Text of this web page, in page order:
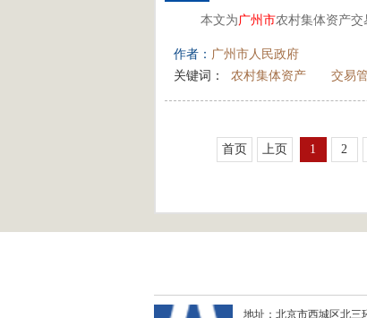
本文为广州市农村集体资产交
作者： 广州市人民政府
关键词：
农村集体资产 交易
首页 上页 1 2
地址：北京市西城区北三